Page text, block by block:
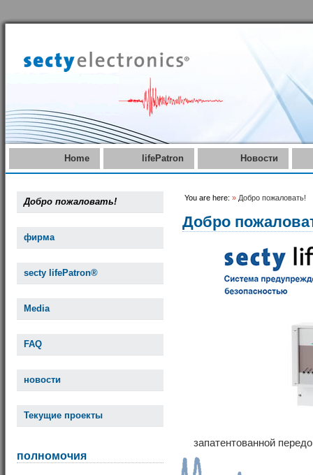
Home lifePatron Новости
Добро пожаловать!
фирма
secty lifePatron®
Media
FAQ
новости
Текущие проекты
полномочия
You are here: » Добро пожаловать!
Добро
запатентованной